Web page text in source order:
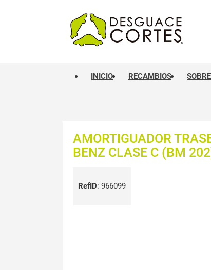
INICIO RECAMBIOS
AMORTIGUADOR
BENZ CLASE C (BM
RefID: 966099